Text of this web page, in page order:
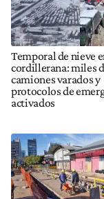
Temporal de nieve
cordillerana: miles
camiones varados y
protocolos de
activados